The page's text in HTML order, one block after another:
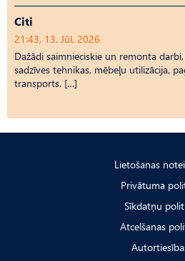
Citi
21:43, 13. Jūl, 2026
Dažādi saimnieciskie un remonta
sadzīves tehnikas, mēbeļu utilizācija,
transports. […]
Lietošanas
Privātuma
Sīkdatņu
Atcelšanas